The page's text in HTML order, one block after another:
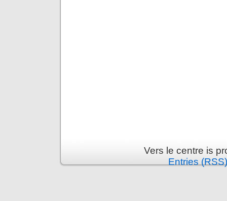
Vers le centre is
Entries (RSS)